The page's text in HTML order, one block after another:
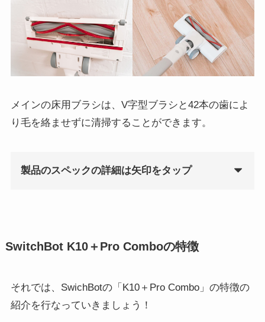
メインの床用ブラシは、V字型ブラシと42本の歯によ
り毛を絡ませずに清掃することができます。
製品のスペックの詳細は矢印をタップ
SwitchBot K10＋Pro Comboの特徴
それでは、SwichBotの「K10＋Pro Combo」の特徴の
紹介を行なっていきましょう！